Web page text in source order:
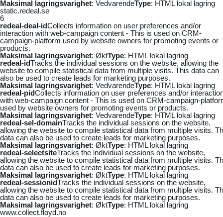
Maksimal lagringsvarighet: VedvarendeType: HTML lokal lagring
static.redeal.se
6
redeal-deal-idCollects information on user preferences and/or
interaction with web-campaign content - This is used on CRM-
campaign-platform used by website owners for promoting events or
products.
Maksimal lagringsvarighet: ØktType: HTML lokal lagring
redeal-idTracks the individual sessions on the website, allowing the
website to compile statistical data from multiple visits. This data can
also be used to create leads for marketing purposes.
Maksimal lagringsvarighet: VedvarendeType: HTML lokal lagring
redeal-pidCollects information on user preferences and/or
with web-campaign content - This is used on CRM-campaign-
used by website owners for promoting events or products.
Maksimal lagringsvarighet: VedvarendeType: HTML lokal lagring
redeal-sel-domainTracks the individual sessions on the website,
allowing the website to compile statistical data from multiple visits.
data can also be used to create leads for marketing purposes.
Maksimal lagringsvarighet: ØktType: HTML lokal lagring
redeal-selectsiteTracks the individual sessions on the website,
allowing the website to compile statistical data from multiple visits.
data can also be used to create leads for marketing purposes.
Maksimal lagringsvarighet: ØktType: HTML lokal lagring
redeal-sessionidTracks the individual sessions on the website,
allowing the website to compile statistical data from multiple visits.
data can also be used to create leads for marketing purposes.
Maksimal lagringsvarighet: ØktType: HTML lokal lagring
www.collect.floyd.no